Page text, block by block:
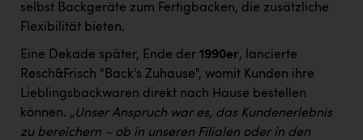
selbst Backgeräte zum Fertigbacken, die zusätzliche
Flexibilität bieten.
Eine Dekade später, Ende der 1990er, lancierte
Resch&Frisch "Back's Zuhause", womit Kunden ihre
Lieblingsbackwaren direkt nach Hause bestellen
können. „Unser Anspruch war es, das Kundenerlebnis
zu bereichern – ob in unseren Filialen oder in den